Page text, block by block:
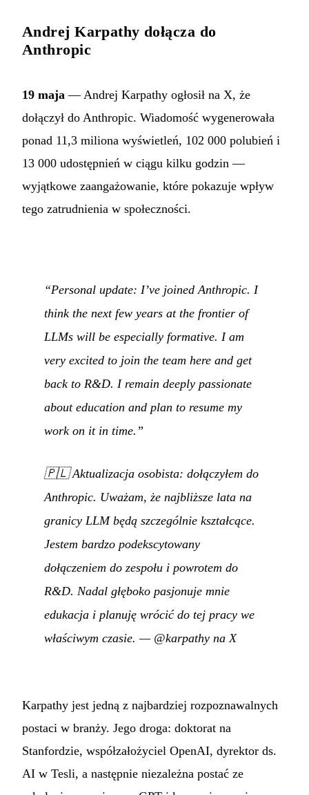
Andrej Karpathy dołącza do
Anthropic
19 maja — Andrej Karpathy ogłosił na X, że
dołączył do Anthropic. Wiadomość wygenerowała
ponad 11,3 miliona wyświetleń, 102 000 polubień i
13 000 udostępnień w ciągu kilku godzin —
wyjątkowe zaangażowanie, które pokazuje wpływ
tego zatrudnienia w społeczności.
“Personal update: I’ve joined Anthropic. I
think the next few years at the frontier of
LLMs will be especially formative. I am
very excited to join the team here and get
back to R&D. I remain deeply passionate
about education and plan to resume my
work on it in time.”
🇵🇱Aktualizacja osobista: dołączyłem do
Anthropic. Uważam, że najbliższe lata na
granicy LLM będą szczególnie kształcące.
Jestem bardzo podekscytowany
dołączeniem do zespołu i powrotem do
R&D. Nadal głęboko pasjonuje mnie
edukacja i planuję wrócić do tej pracy we
właściwym czasie. — @karpathy na X
Karpathy jest jedną z najbardziej rozpoznawalnych
postaci w branży. Jego droga: doktorat na
Stanfordzie, współzałożyciel OpenAI, dyrektor ds.
AI w Tesli, a następnie niezależna postać ze